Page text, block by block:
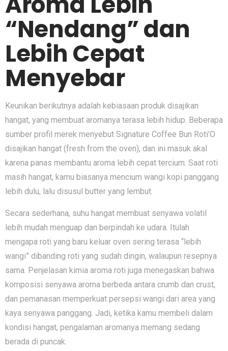
“Nendang” dan
Lebih Cepat
Menyebar
Keunikan berikutnya adalah kebiasaan produk disajikan
hangat, yang membuat aromanya terasa lebih hidup. Beberapa
sumber profil merek menyebut Signature Coffee Bun Roti’O
disajikan hangat (fresh from the oven), dan ini masuk akal
karena panas membantu aroma lebih cepat tercium. Saat roti
masih hangat, kamu biasanya mencium wangi kopi panggang
lebih dulu, lalu disusul butter yang lembut.
Secara sederhana, suhu hangat membuat senyawa volatil
lebih mudah menguap dan berpindah ke udara. Itulah
mengapa roti yang baru keluar oven sering terasa “lebih
wangi” dibanding roti yang sudah dingin, walaupun resepnya
sama. Penjelasan kimia aroma roti juga menegaskan bahwa
komposisi senyawa aroma berbeda antara crumb dan crust,
dan pemanasan memperkuat persepsi wangi dari area yang
kaya senyawa panggang. Jadi, ketika kamu membeli dalam
kondisi hangat, pengalaman aromanya memang sedang
berada di puncak.